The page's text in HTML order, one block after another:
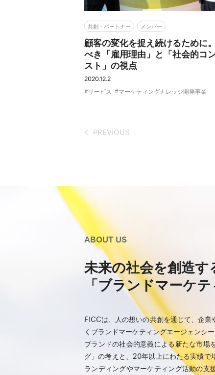
共創・パートナー メンバー
顧客の変化を捉え続けるために
べき「雇用理由」と「社会的コ
スト」の視点
2020.12.2
サービス
マーケティングナレッジ開発事業
PREVIOUS
ABOUT US
未来の社会を創造す
「ブランドマーケテ
FICCは、人の想いの共創を通じて、企
くブランドマーケティングエージェンシー
ブランドの社会的意義による新たな市場
グ」の考えと、20年以上にわたる実績で
ランディングやマーケティング活動の支